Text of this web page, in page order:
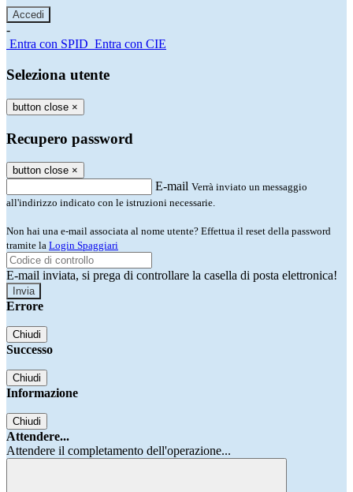
-
Entra con SPID Entra con CIE
Seleziona utente
button close ×
Recupero password
button close ×
E-mail Verrà inviato un messaggio
all'indirizzo indicato con le istruzioni necessarie.
Non hai una e-mail associata al nome utente? Effettua il reset della password
tramite la Login Spaggiari
E-mail inviata, si prega di controllare la casella di posta elettronica!
Errore
Chiudi
Successo
Chiudi
Informazione
Chiudi
Attendere...
Attendere il completamento dell'operazione...